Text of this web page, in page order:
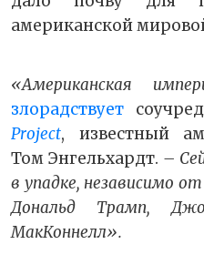
американской
«Американская
злорадствует
Project, известный
Том Энгельхардт. –
в упадке, независимо
Дональд Трамп,
МакКоннелл».